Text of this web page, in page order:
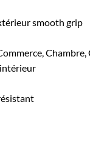
smooth grip